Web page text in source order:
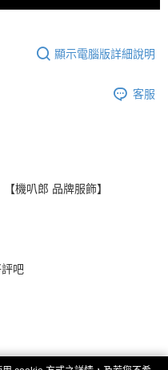
顯示電腦版詳細說明
客服
【機叭郎 品牌服飾】
吧